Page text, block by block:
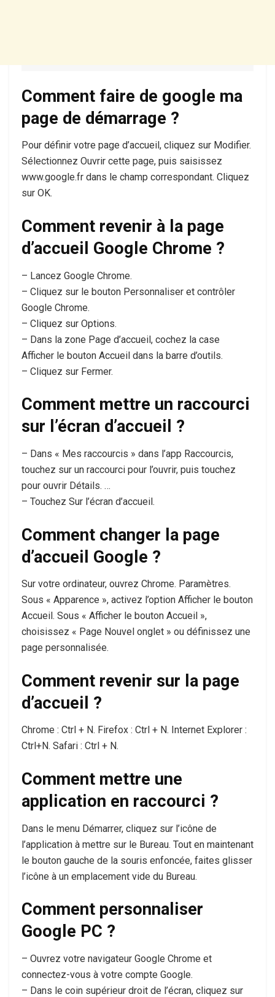
Comment faire de google ma
page de démarrage ?
Pour définir votre page d’accueil, cliquez sur Modifier.
Sélectionnez Ouvrir cette page, puis saisissez
www.google.fr dans le champ correspondant. Cliquez
sur OK.
Comment revenir à la page
d’accueil Google Chrome ?
– Lancez Google Chrome.
– Cliquez sur le bouton Personnaliser et contrôler
Google Chrome.
– Cliquez sur Options.
– Dans la zone Page d’accueil, cochez la case
Afficher le bouton Accueil dans la barre d’outils.
– Cliquez sur Fermer.
Comment mettre un raccourci
sur l’écran d’accueil ?
– Dans « Mes raccourcis » dans l’app Raccourcis,
touchez sur un raccourci pour l’ouvrir, puis touchez
pour ouvrir Détails. …
– Touchez Sur l’écran d’accueil.
Comment changer la page
d’accueil Google ?
Sur votre ordinateur, ouvrez Chrome. Paramètres.
Sous « Apparence », activez l’option Afficher le bouton
Accueil. Sous « Afficher le bouton Accueil »,
choisissez « Page Nouvel onglet » ou définissez une
page personnalisée.
Comment revenir sur la page
d’accueil ?
Chrome : Ctrl + N. Firefox : Ctrl + N. Internet Explorer :
Ctrl+N. Safari : Ctrl + N.
Comment mettre une
application en raccourci ?
Dans le menu Démarrer, cliquez sur l’icône de
l’application à mettre sur le Bureau. Tout en maintenant
le bouton gauche de la souris enfoncée, faites glisser
l’icône à un emplacement vide du Bureau.
Comment personnaliser
Google PC ?
– Ouvrez votre navigateur Google Chrome et
connectez-vous à votre compte Google.
– Dans le coin supérieur droit de l’écran, cliquez sur